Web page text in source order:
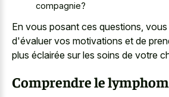
compagnie?
En vous posant ces questions,
d'évaluer vos motivations et de
plus éclairée sur les soins de votre
Comprendre le